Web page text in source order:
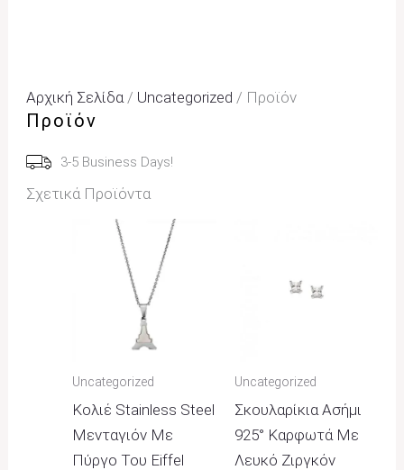
Αρχική Σελίδα / Uncategorized / Προϊόν
Προϊόν
3-5 Business Days!
Σχετικά Προϊόντα
Uncategorized
Κολιέ Stainless Steel
Μενταγιόν Με
Πύργο Του Eiffel
Uncategorized
Σκουλαρίκια Ασήμι
925° Καρφωτά Με
Λευκό Ζιργκόν